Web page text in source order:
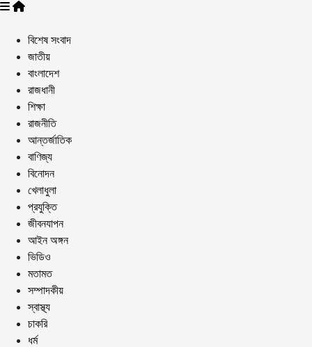
বিশেষ সংবাদ
জাতীয়
বাংলাদেশ
রাজধানী
শিক্ষা
রাজনীতি
আন্তর্জাতিক
বাণিজ্য
বিনোদন
খেলাধুলা
প্রযুক্তি
জীবনযাপন
আইন অঙ্গন
ভিডিও
মতামত
সম্পাদকীয়
স্বাস্থ্য
চাকরি
ধর্ম